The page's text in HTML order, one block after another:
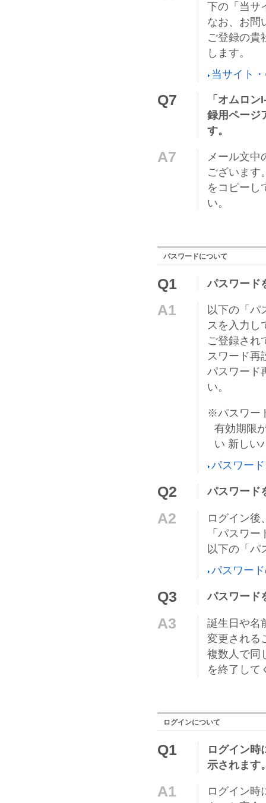
下の「当サ
なお、お問
ご登録の貴
します。
当サイト
Q7
「オムロ
録用ページ
す。
A7
メール文中
ございます
をコピーし
い。
パスワードについて
Q1 パスワード
A1
以下の「パ
スを入力し
ご登録され
スワード再
パスワード
い。
※パスワー
有効期限
い 新しい
パスワー
Q2 パスワード
A2
ログイン後
「パスワ
以下の「パ
パスワー
Q3 パスワード
A3
誕生日や名
変更される
複数人で同
を終了して
ログインについて
Q1
ログイン時
示されます
A1
ログイン時